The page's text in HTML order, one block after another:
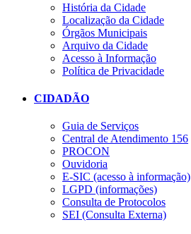
História da Cidade
Localização da Cidade
Órgãos Municipais
Arquivo da Cidade
Acesso à Informação
Política de Privacidade
CIDADÃO
Guia de Serviços
Central de Atendimento 156
PROCON
Ouvidoria
E-SIC (acesso à informação)
LGPD (informações)
Consulta de Protocolos
SEI (Consulta Externa)